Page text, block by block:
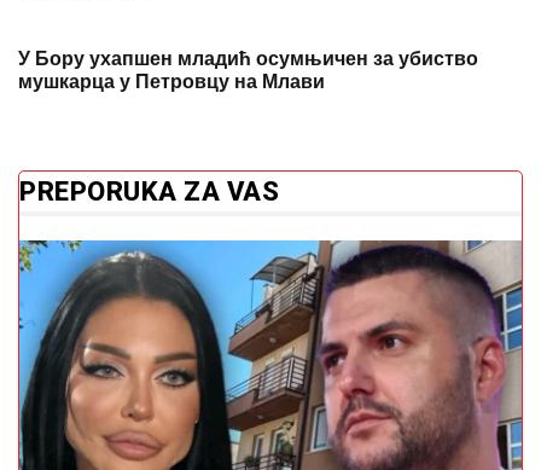
У Бору ухапшен младић осумњичен за убиство
мушкарца у Петровцу на Млави
PREPORUKA ZA VAS